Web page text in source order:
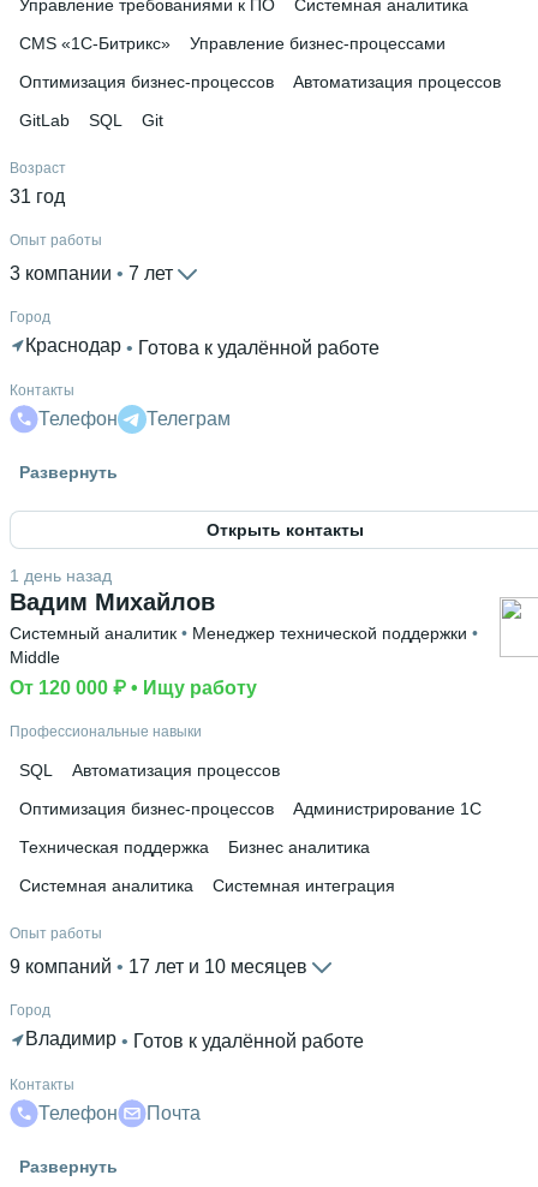
Управление требованиями к ПО
Системная аналитика
CMS «1С-Битрикс»
Управление бизнес-процессами
Оптимизация бизнес-процессов
Автоматизация процессов
GitLab
SQL Git
Возраст
31 год
Опыт работы
3 компании 7 лет
Город
Краснодар • Готова к удалённой работе
Контакты
Телефон Телеграм
Гражданство
Высшее образование
ЗабГУ • ИППиСН - Социальный • 4 года и 1 месяц
Дополнительное образование
• Extyl AI • АНО ВПО «ЕВРОПЕЙСКИЙ УНИВЕРСИТЕТ
«БИЗНЕС ТРЕУГОЛЬНИК» • Geek Brains University
Развернуть
Открыть контакты
Вадим Михайлов
1 день назад
Системный аналитик • Менеджер технической поддержки
Middle
От 120 000 ₽ • Ищу работу
Профессиональные навыки
SQL
Автоматизация процессов
Оптимизация бизнес-процессов
Администрирование 1С
Техническая поддержка
Бизнес аналитика
Системная аналитика
Системная интеграция
Опыт работы
9 компаний 17 лет и 10 месяцев
Город
Владимир • Готов к удалённой работе
Контакты
Телефон Почта
Развернуть